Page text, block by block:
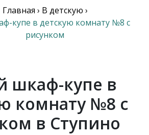
Главная › В детскую ›
купе в детскую комнату №8 с
рисунком
шкаф-купе в
комнату №8 с
в Ступино